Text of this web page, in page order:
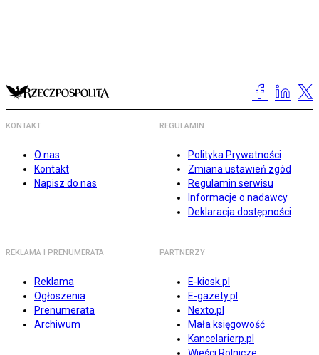
KONTAKT
O nas
Kontakt
Napisz do nas
REGULAMIN
Polityka Prywatności
Zmiana ustawień zgód
Regulamin serwisu
Informacje o nadawcy
Deklaracja dostępności
REKLAMA I PRENUMERATA
Reklama
Ogłoszenia
Prenumerata
Archiwum
PARTNERZY
E-kiosk.pl
E-gazety.pl
Nexto.pl
Mała księgowość
Kancelarierp.pl